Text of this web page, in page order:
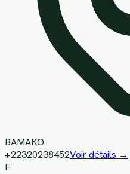
BAMAKO
+22320238452Voir détails →
F